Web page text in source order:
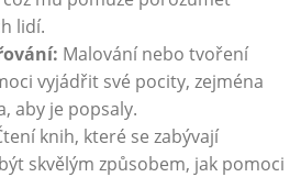
lidí.
Malování nebo tvoření
vyjádřit své pocity, zejména
aby je popsaly.
knih, které se zabývají
skvělým způsobem, jak pomoci